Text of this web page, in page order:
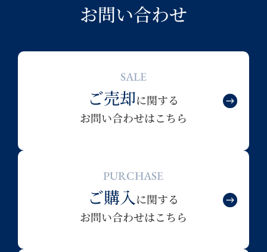
お問い合わせ
SALE
ご売却に関する
お問い合わせはこちら
PURCHASE
ご購入に関する
お問い合わせはこちら